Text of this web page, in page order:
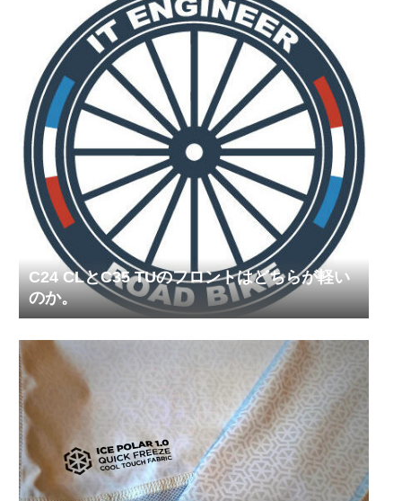
C24 CLとC35 TUのフロントはどちらが軽い
のか。